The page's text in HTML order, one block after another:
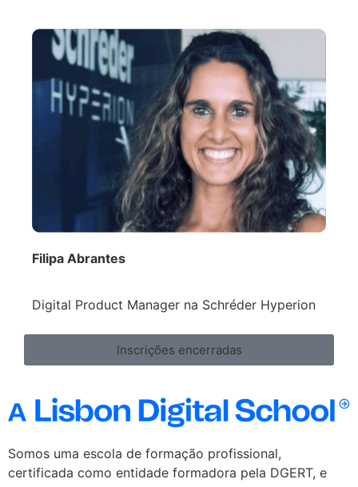
Filipa Abrantes
Digital Product Manager na Schréder Hyperion
Inscrições encerradas
Somos uma escola de formação profissional,
certificada como entidade formadora pela DGERT, e